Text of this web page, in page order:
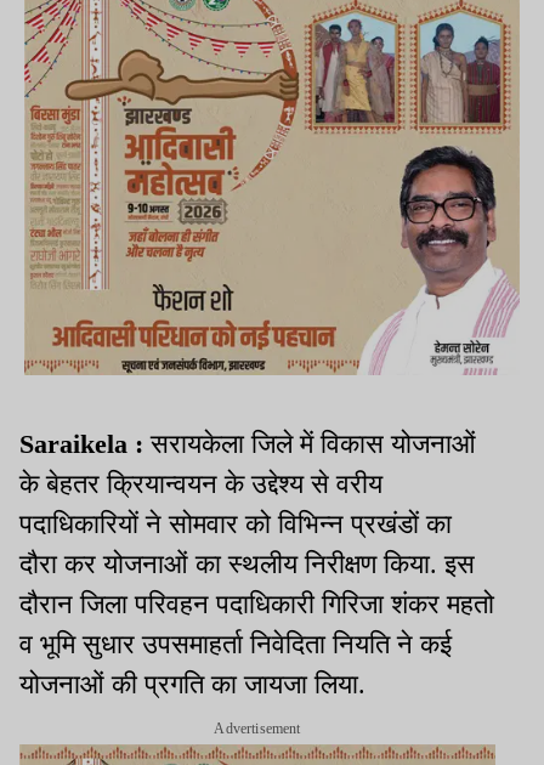
Saraikela : सरायकेला जिले में विकास योजनाओं
के बेहतर क्रियान्वयन के उद्देश्य से वरीय
पदाधिकारियों ने सोमवार को विभिन्न प्रखंडों का
दौरा कर योजनाओं का स्थलीय निरीक्षण किया. इस
दौरान जिला परिवहन पदाधिकारी गिरिजा शंकर महतो
व भूमि सुधार उपसमाहर्ता निवेदिता नियति ने कई
योजनाओं की प्रगति का जायजा लिया.
Advertisement